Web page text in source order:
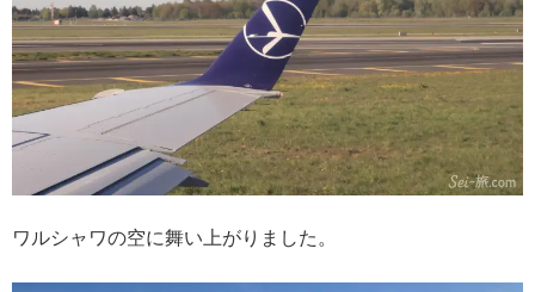
ワルシャワの空に舞い上がりました。